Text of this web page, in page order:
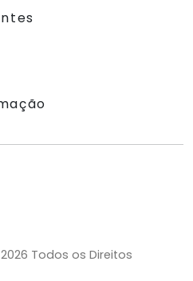
Todos os Direitos